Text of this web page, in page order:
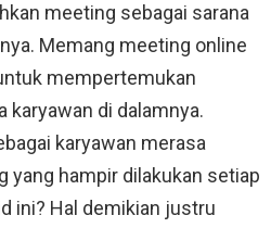
meeting sebagai sarana
Memang meeting online
mempertemukan
karyawan di dalamnya.
karyawan merasa
yang hampir dilakukan setiap
ini? Hal demikian justru